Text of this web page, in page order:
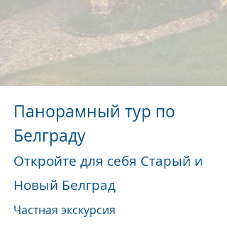
Панорамный тур по
Белграду
Откройте для себя Старый и
Новый Белград
Частная экскурсия